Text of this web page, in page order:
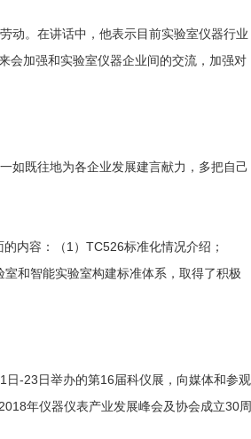
动。在讲话中，他表示目前实验室仪器行业
会加强和实验室仪器企业间的交流，加强对
如既往地为各企业发展建言献力，多把自己
内容：（1）TC526标准化情况介绍；
和智能实验室构建标准体系，取得了积极
-23日举办的第16届科仪展，向媒体和参观
年仪器仪表产业发展峰会及协会成立30周